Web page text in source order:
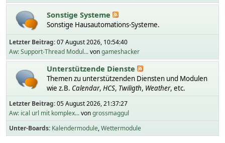
Sonstige Systeme
Sonstige Hausautomations-Systeme.
Letzter Beitrag:07 August 2026, 10:54:40
Aw: Support-Thread Modul...vongameshacker
Unterstützende Dienste
Themen zu unterstützenden Diensten und Modulen
wie z.B. Calendar, HCS, Twiligth, Weather, etc.
Letzter Beitrag:05 August 2026, 21:37:27
Aw: ical url mit komplex...vongrossmaggul
Unter-Boards Kalendermodule Wettermodule